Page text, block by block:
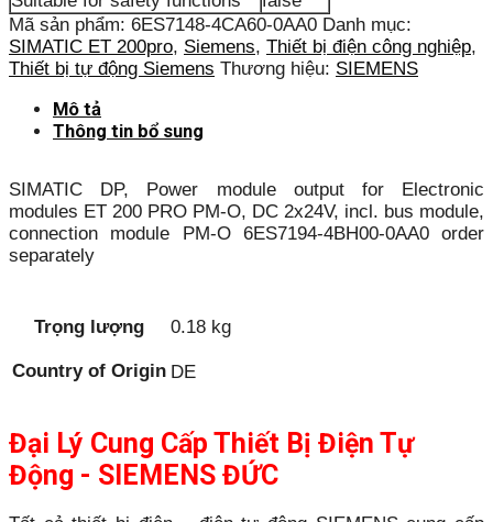
Mã sản phẩm: 6ES7148-4CA60-0AA0 Danh mục:
SIMATIC ET 200pro, Siemens, Thiết bị điện công nghiệp,
Thiết bị tự động Siemens Thương hiệu: SIEMENS
Mô tả
Thông tin bổ sung
SIMATIC DP, Power module output for Electronic
modules ET 200 PRO PM-O, DC 2x24V, incl. bus module,
connection module PM-O 6ES7194-4BH00-0AA0 order
separately
Trọng lượng 0.18 kg
Country of Origin DE
Đại Lý Cung Cấp Thiết Bị Điện Tự
Động - SIEMENS ĐỨC